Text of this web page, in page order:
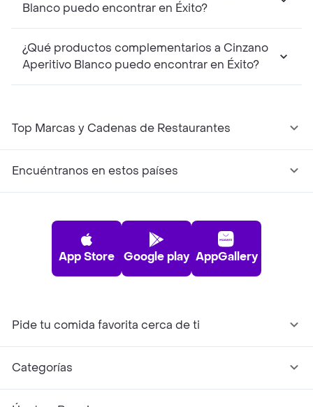
Blanco puedo encontrar en Éxito?
¿Qué productos complementarios a Cinzano
Aperitivo Blanco puedo encontrar en Éxito?
Top Marcas y Cadenas de Restaurantes
Encuéntranos en estos países
App Store Google play AppGallery
Pide tu comida favorita cerca de ti
Categorías